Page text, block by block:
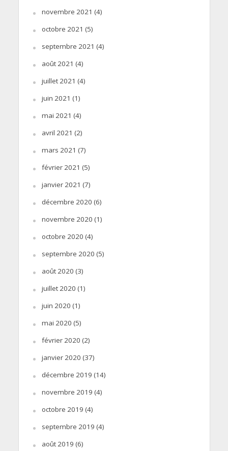
novembre 2021 (4)
octobre 2021 (5)
septembre 2021 (4)
août 2021 (4)
juillet 2021 (4)
juin 2021 (1)
mai 2021 (4)
avril 2021 (2)
mars 2021 (7)
février 2021 (5)
janvier 2021 (7)
décembre 2020 (6)
novembre 2020 (1)
octobre 2020 (4)
septembre 2020 (5)
août 2020 (3)
juillet 2020 (1)
juin 2020 (1)
mai 2020 (5)
février 2020 (2)
janvier 2020 (37)
décembre 2019 (14)
novembre 2019 (4)
octobre 2019 (4)
septembre 2019 (4)
août 2019 (6)